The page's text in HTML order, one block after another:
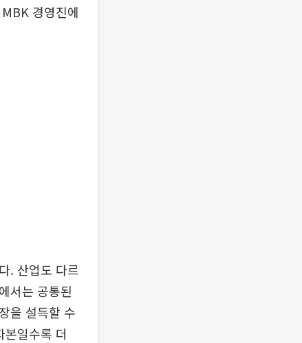
경영진에
. 산업도 다르
서는 공통된
을 설득할 수
일수록 더